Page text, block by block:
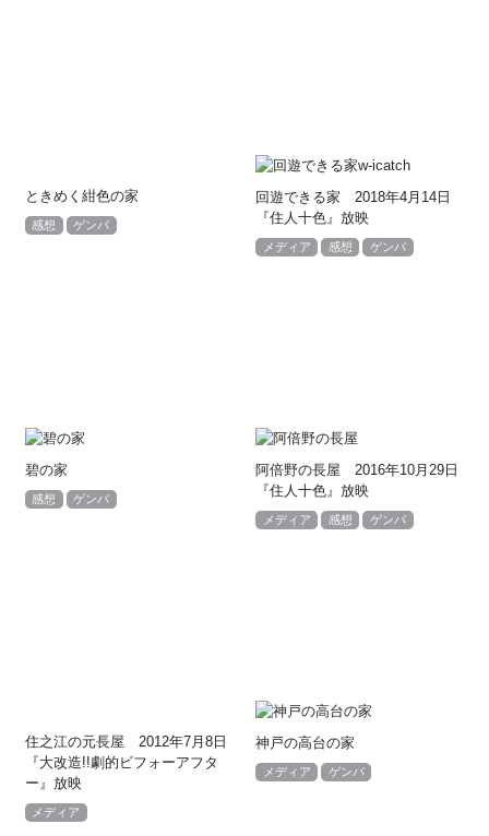
ときめく紺色の家
感想 ゲンバ
回遊できる家 2018年4月14日
『住人十色』放映
メディア 感想 ゲンバ
碧の家
感想 ゲンバ
阿倍野の長屋 2016年10月29日
『住人十色』放映
メディア 感想 ゲンバ
住之江の元長屋 2012年7月8日
『大改造!!劇的ビフォーアフタ
ー』放映
メディア
神戸の高台の家
メディア ゲンバ